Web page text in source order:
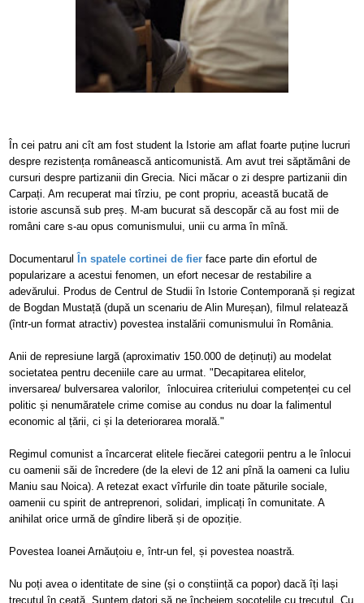
În cei patru ani cît am fost student la Istorie am aflat foarte puține lucruri
despre rezistența românească anticomunistă. Am avut trei săptămâni de
cursuri despre partizanii din Grecia. Nici măcar o zi despre partizanii din
Carpați. Am recuperat mai tîrziu, pe cont propriu, această bucată de
istorie ascunsă sub preș. M-am bucurat să descopăr că au fost mii de
români care s-au opus comunismului, unii cu arma în mînă.
Documentarul În spatele cortinei de fier face parte din efortul de
popularizare a acestui fenomen, un efort necesar de restabilire a
adevărului. Produs de Centrul de Studii în Istorie Contemporană și regizat
de Bogdan Mustață (după un scenariu de Alin Mureșan), filmul relatează
(într-un format atractiv) povestea instalării comunismului în România.
Anii de represiune largă (aproximativ 150.000 de deținuți) au modelat
societatea pentru deceniile care au urmat. "Decapitarea elitelor,
inversarea/ bulversarea valorilor, înlocuirea criteriului competenței cu cel
politic și nenumăratele crime comise au condus nu doar la falimentul
economic al țării, ci și la deteriorarea morală."
Regimul comunist a încarcerat elitele fiecărei categorii pentru a le înlocui
cu oamenii săi de încredere (de la elevi de 12 ani pînă la oameni ca Iuliu
Maniu sau Noica). A retezat exact vîrfurile din toate păturile sociale,
oamenii cu spirit de antreprenori, solidari, implicați în comunitate. A
anihilat orice urmă de gîndire liberă și de opoziție.
Povestea Ioanei Arnăuțoiu e, într-un fel, și povestea noastră.
Nu poți avea o identitate de sine (și o conștiință ca popor) dacă îți lași
trecutul în ceață. Suntem datori să ne încheiem socotelile cu trecutul. Cu